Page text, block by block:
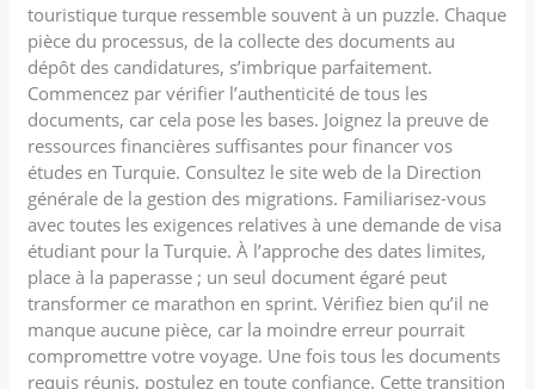
touristique turque ressemble souvent à un puzzle. Chaque
pièce du processus, de la collecte des documents au
dépôt des candidatures, s’imbrique parfaitement.
Commencez par vérifier l’authenticité de tous les
documents, car cela pose les bases. Joignez la preuve de
ressources financières suffisantes pour financer vos
études en Turquie. Consultez le site web de la Direction
générale de la gestion des migrations. Familiarisez-vous
avec toutes les exigences relatives à une demande de visa
étudiant pour la Turquie. À l’approche des dates limites,
place à la paperasse ; un seul document égaré peut
transformer ce marathon en sprint. Vérifiez bien qu’il ne
manque aucune pièce, car la moindre erreur pourrait
compromettre votre voyage. Une fois tous les documents
requis réunis, postulez en toute confiance. Cette transition